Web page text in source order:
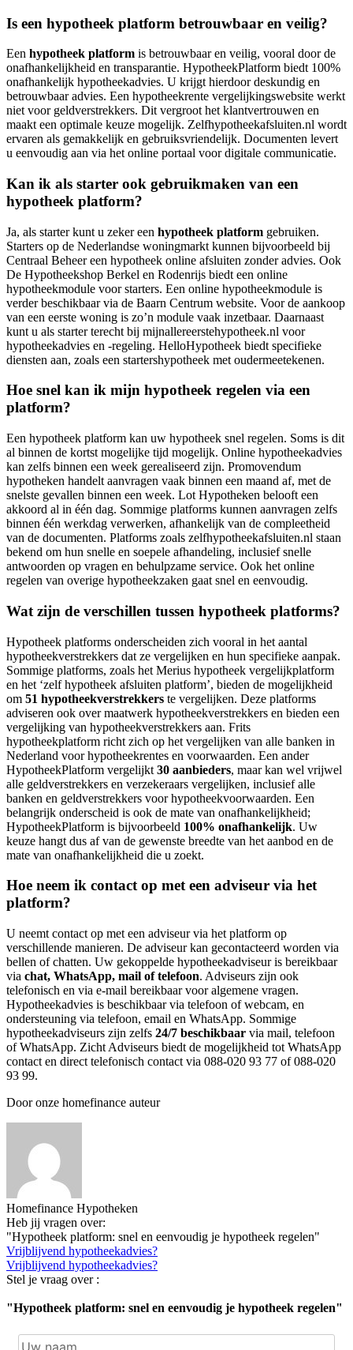
Is een hypotheek platform betrouwbaar en veilig?
Een hypotheek platform is betrouwbaar en veilig, vooral door de
onafhankelijkheid en transparantie. HypotheekPlatform biedt 100%
onafhankelijk hypotheekadvies. U krijgt hierdoor deskundig en
betrouwbaar advies. Een hypotheekrente vergelijkingswebsite werkt
niet voor geldverstrekkers. Dit vergroot het klantvertrouwen en
maakt een optimale keuze mogelijk. Zelfhypotheekafsluiten.nl wordt
ervaren als gemakkelijk en gebruiksvriendelijk. Documenten levert
u eenvoudig aan via het online portaal voor digitale communicatie.
Kan ik als starter ook gebruikmaken van een
hypotheek platform?
Ja, als starter kunt u zeker een hypotheek platform gebruiken.
Starters op de Nederlandse woningmarkt kunnen bijvoorbeeld bij
Centraal Beheer een hypotheek online afsluiten zonder advies. Ook
De Hypotheekshop Berkel en Rodenrijs biedt een online
hypotheekmodule voor starters. Een online hypotheekmodule is
verder beschikbaar via de Baarn Centrum website. Voor de aankoop
van een eerste woning is zo’n module vaak inzetbaar. Daarnaast
kunt u als starter terecht bij mijnallereerstehypotheek.nl voor
hypotheekadvies en -regeling. HelloHypotheek biedt specifieke
diensten aan, zoals een startershypotheek met oudermeetekenen.
Hoe snel kan ik mijn hypotheek regelen via een
platform?
Een hypotheek platform kan uw hypotheek snel regelen. Soms is dit
al binnen de kortst mogelijke tijd mogelijk. Online hypotheekadvies
kan zelfs binnen een week gerealiseerd zijn. Promovendum
hypotheken handelt aanvragen vaak binnen een maand af, met de
snelste gevallen binnen een week. Lot Hypotheken belooft een
akkoord al in één dag. Sommige platforms kunnen aanvragen zelfs
binnen één werkdag verwerken, afhankelijk van de compleetheid
van de documenten. Platforms zoals zelfhypotheekafsluiten.nl staan
bekend om hun snelle en soepele afhandeling, inclusief snelle
antwoorden op vragen en behulpzame service. Ook het online
regelen van overige hypotheekzaken gaat snel en eenvoudig.
Wat zijn de verschillen tussen hypotheek platforms?
Hypotheek platforms onderscheiden zich vooral in het aantal
hypotheekverstrekkers dat ze vergelijken en hun specifieke aanpak.
Sommige platforms, zoals het Merius hypotheek vergelijkplatform
en het ‘zelf hypotheek afsluiten platform’, bieden de mogelijkheid
om 51 hypotheekverstrekkers te vergelijken. Deze platforms
adviseren ook over maatwerk hypotheekverstrekkers en bieden een
vergelijking van hypotheekverstrekkers aan. Frits
hypotheekplatform richt zich op het vergelijken van alle banken in
Nederland voor hypotheekrentes en voorwaarden. Een ander
HypotheekPlatform vergelijkt 30 aanbieders, maar kan wel vrijwel
alle geldverstrekkers en verzekeraars vergelijken, inclusief alle
banken en geldverstrekkers voor hypotheekvoorwaarden. Een
belangrijk onderscheid is ook de mate van onafhankelijkheid;
HypotheekPlatform is bijvoorbeeld 100% onafhankelijk. Uw
keuze hangt dus af van de gewenste breedte van het aanbod en de
mate van onafhankelijkheid die u zoekt.
Hoe neem ik contact op met een adviseur via het
platform?
U neemt contact op met een adviseur via het platform op
verschillende manieren. De adviseur kan gecontacteerd worden via
bellen of chatten. Uw gekoppelde hypotheekadviseur is bereikbaar
via chat, WhatsApp, mail of telefoon. Adviseurs zijn ook
telefonisch en via e-mail bereikbaar voor algemene vragen.
Hypotheekadvies is beschikbaar via telefoon of webcam, en
ondersteuning via telefoon, email en WhatsApp. Sommige
hypotheekadviseurs zijn zelfs 24/7 beschikbaar via mail, telefoon
of WhatsApp. Zicht Adviseurs biedt de mogelijkheid tot WhatsApp
contact en direct telefonisch contact via 088-020 93 77 of 088-020
93 99.
Door onze homefinance auteur
Homefinance Hypotheken
Heb jij vragen over:
"Hypotheek platform: snel en eenvoudig je hypotheek regelen"
Vrijblijvend hypotheekadvies?
Vrijblijvend hypotheekadvies?
Stel je vraag over :
"Hypotheek platform: snel en eenvoudig je hypotheek regelen"